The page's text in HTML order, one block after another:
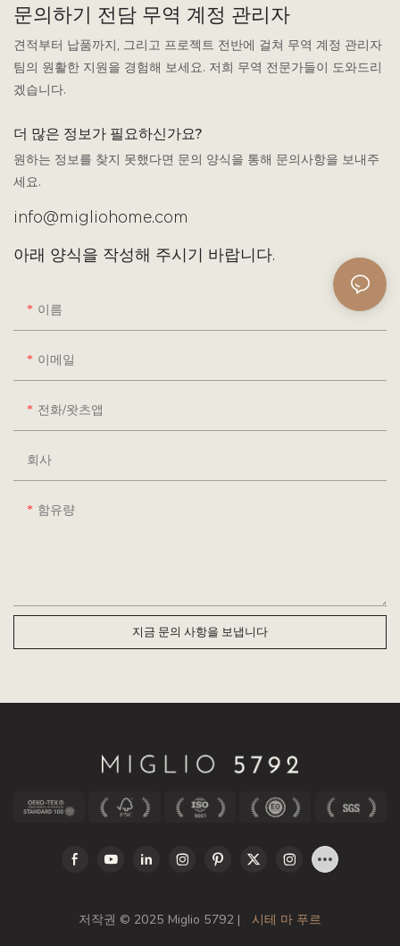
문의하기 전담 무역 계정 관리자
견적부터 납품까지, 그리고 프로젝트 전반에 걸쳐 무역 계정 관리자
팀의 원활한 지원을 경험해 보세요. 저희 무역 전문가들이 도와드리
겠습니다.
더 많은 정보가 필요하신가요?
원하는 정보를 찾지 못했다면 문의 양식을 통해 문의사항을 보내주
세요.
info@migliohome.com
아래 양식을 작성해 주시기 바랍니다.
이름
이메일
전화/왓츠앱
회사
함유량
지금 문의 사항을 보냅니다
저작권 © 2025 Miglio 5792 | 시테 마 푸르